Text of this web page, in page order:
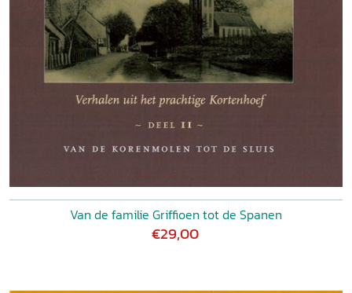
Van de familie Griffioen tot de Spanen
€29,00